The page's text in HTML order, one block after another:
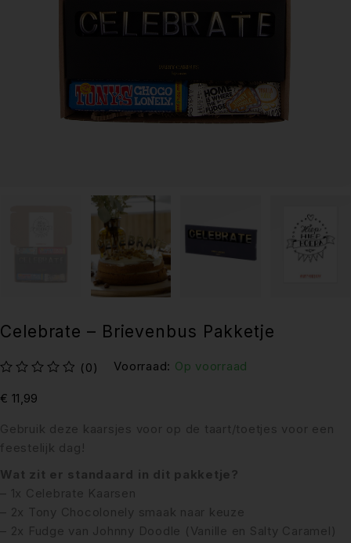
Celebrate – Brievenbus Pakketje
(0) Voorraad: Op voorraad
Gebruik deze kaarsjes voor op de taart/toetjes voor een
feestelijk dag!
Wat zit er standaard in dit pakketje?
– 1x Celebrate Kaarsen
– 2x Tony Chocolonely smaak naar keuze
– 2x Fudge van Johnny Doodle (Vanille en Salty Caramel)
€ 11,99